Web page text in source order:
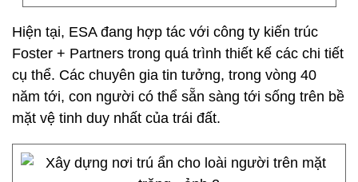
Hiện tại, ESA đang hợp tác với công ty kiến trúc
Foster + Partners trong quá trình thiết kế các chi tiết
cụ thể. Các chuyên gia tin tưởng, trong vòng 40
năm tới, con người có thể sẵn sàng tới sống trên bề
mặt vệ tinh duy nhất của trái đất.